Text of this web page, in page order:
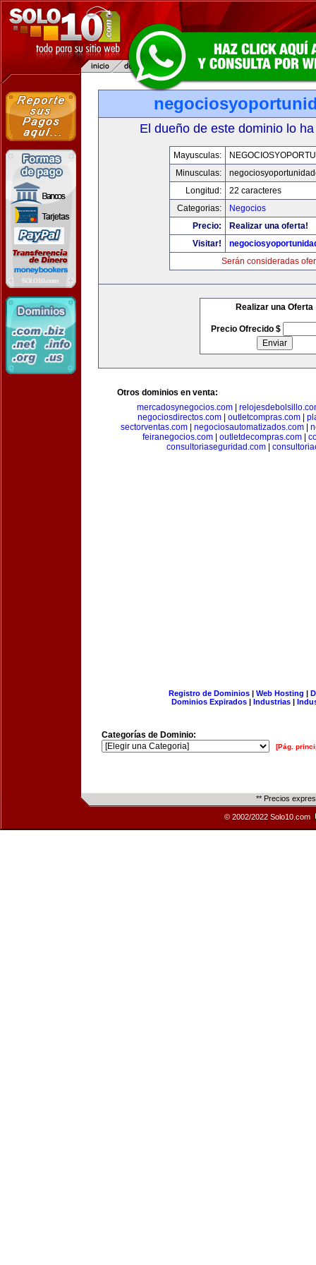
El dueño de este dominio lo
Mayusculas:
Minusculas:
Longitud:
22 caracteres
Categorias:
Negocios
Precio:
Realizar una oferta!
Visitar!
Serán consideradas
Realizar una Oferta
Precio Ofrecido $
Otros dominios en venta:
mercadosynegocios.com
negociosdirectos.com
outletcompras.com
sectorventas.com
negociosautomatizados.com
feiranegocios.com| outletdecompras.com|
consultoriaseguridad.com
Registro de Dominios| Web Hosting |
Dominios Expirados | Industrias |
Categorías de Dominio:
[Pág.
** Precios
© 2002/2022 Solo10.com